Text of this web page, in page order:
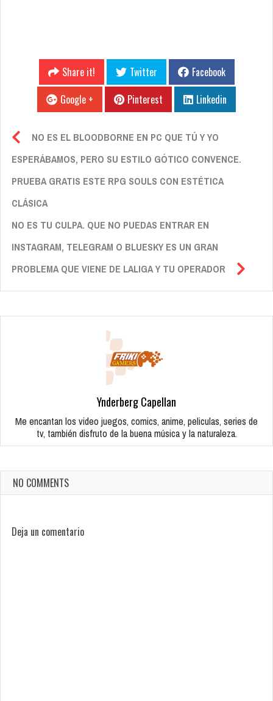
Share it! Twitter
Facebook
Google +
Pinterest Linkedin
NO ES EL BLOODBORNE EN PC QUE TÚ Y YO
ESPERÁBAMOS, PERO SU ESTILO GÓTICO CONVENCE.
PRUEBA GRATIS ESTE RPG SOULS CON ESTÉTICA
CLÁSICA
NO ES TU CULPA. QUE NO PUEDAS ENTRAR EN
INSTAGRAM, TELEGRAM O BLUESKY ES UN GRAN
PROBLEMA QUE VIENE DE LALIGA Y TU OPERADOR
Ynderberg Capellan
Me encantan los video juegos, comics, anime, peliculas, series de
tv, también disfruto de la buena música y la naturaleza.
NO COMMENTS
Deja un comentario